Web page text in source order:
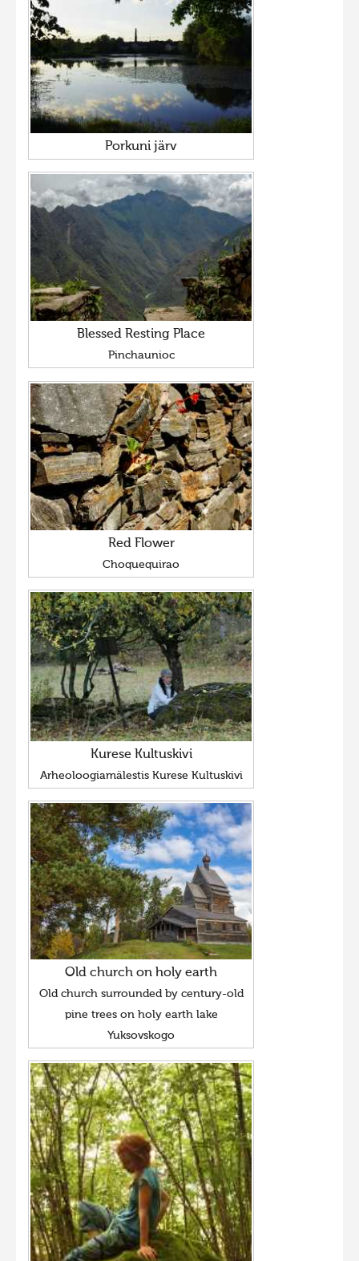
Porkuni järv
Blessed Resting Place
Pinchaunioc
Red Flower
Choquequirao
Kurese Kultuskivi
Arheoloogiamälestis Kurese Kultuskivi
Old church on holy earth
Old church surrounded by century-old
pine trees on holy earth lake
Yuksovskogo